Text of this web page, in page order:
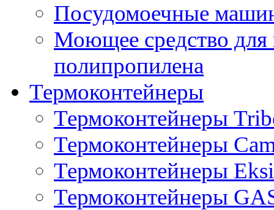
Посудомоечные
Моющее средство для
полипропилена
Термоконтейнеры
Термоконтейнеры
Термоконтейнеры
Термоконтейнеры Eksi
Термоконтейнеры